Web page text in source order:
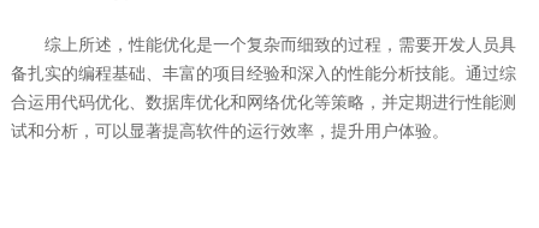
综上所述，性能优化是一个复杂而细致的过程，需要开发人员具
备扎实的编程基础、丰富的项目经验和深入的性能分析技能。通过综
合运用代码优化、数据库优化和网络优化等策略，并定期进行性能测
试和分析，可以显著提高软件的运行效率，提升用户体验。